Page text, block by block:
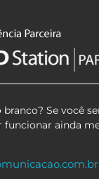
Se você
funcionar ainda